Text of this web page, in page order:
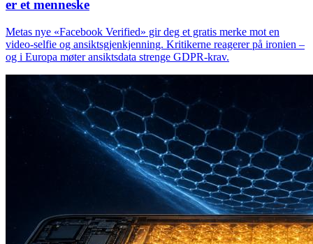
er et menneske
Metas nye «Facebook Verified» gir deg et gratis merke mot en
video-selfie og ansiktsgjenkjenning. Kritikerne reagerer på ironien –
og i Europa møter ansiktsdata strenge GDPR-krav.